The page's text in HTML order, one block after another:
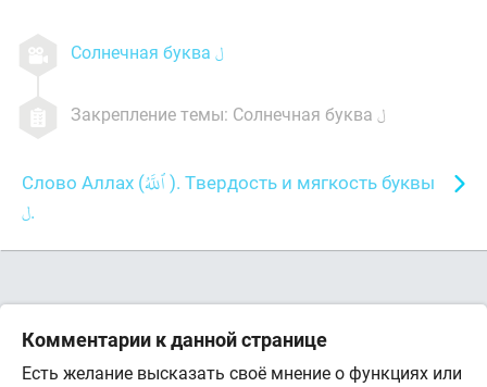
Солнечная буква
Закрепление темы: Солнечная буква
Слово Аллах ( ). Твердость и мягкость буквы
.
Комментарии к данной странице
Есть желание высказать своё мнение о функциях или